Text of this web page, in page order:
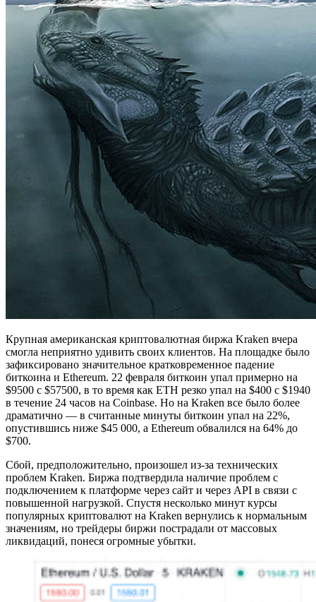
Крупная американская криптовалютная биржа Kraken вчера
смогла неприятно удивить своих клиентов. На площадке было
зафиксировано значительное кратковременное падение
биткоина и Ethereum. 22 февраля биткоин упал примерно на
$9500 с $57500, в то время как ETH резко упал на $400 с $1940
в течение 24 часов на Coinbase. Но на Kraken все было более
драматично — в считанные минуты биткоин упал на 22%,
опустившись ниже $45 000, а Ethereum обвалился на 64% до
$700.
Сбой, предположительно, произошел из-за технических
проблем Kraken. Биржа подтвердила наличие проблем с
подключением к платформе через сайт и через API в связи с
повышенной нагрузкой. Спустя несколько минут курсы
популярных криптовалют на Kraken вернулись к нормальным
значениям, но трейдеры биржи пострадали от массовых
ликвидаций, понеся огромные убытки.